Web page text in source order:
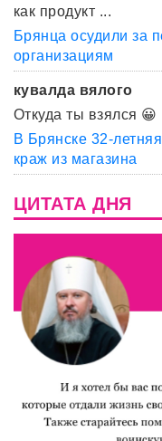
как продукт ...
Брянца осудили за
организациям
кувалда вялого
Откуда ты взялся 😀
В Брянске 32-
краж из магазина
ЦИТАТА ДНЯ